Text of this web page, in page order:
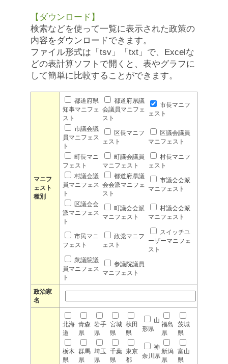
【ダウンロード】
検索などを使って一覧に表示された政策の
内容をダウンロードできます。
ファイル形式は「tsv」「txt」で、Excelな
どの表計算ソフトで開くと、表やグラフに
して簡単に比較することができます。
マニフ
ェスト
種別
都道府県
知事マニフェ
スト
都道府県議
会議員マニフェ
スト
市長マニフ
ェスト
市議会議
員マニフェス
ト
区長マニフ
ェスト
区議会議員
マニフェスト
町長マニ
フェスト
町議会議員
マニフェスト
村長マニフ
ェスト
村議会議
員マニフェス
ト
都道府県議
会会派マニフェ
スト
市議会会派
マニフェスト
区議会会
派マニフェス
ト
町議会会派
マニフェスト
村議会会派
マニフェスト
市民マニ
フェスト
政党マニフ
ェスト
スイッチユ
ーザーマニフェ
スト
衆議院議
員マニフェス
ト
参議院議員
マニフェスト
政治家
名
北海
道
青森
県
岩手
県
宮城
県
秋田
県
山
形県
福島
県
茨城
県
栃木
県
群馬
県
埼玉
県
千葉
県
東京
都
神
奈川県
新潟
県
富山
県